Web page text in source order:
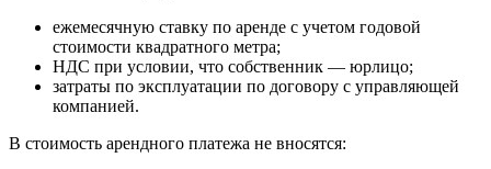
ежемесячную ставку по аренде с учетом годовой
стоимости квадратного метра;
НДС при условии, что собственник — юрлицо;
затраты по эксплуатации по договору с управляющей
компанией.
В стоимость арендного платежа не вносятся: